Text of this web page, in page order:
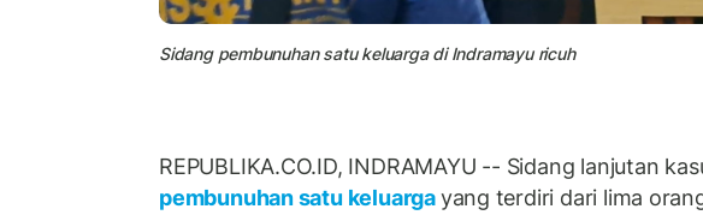
Sidang pembunuhan satu keluarga di Indramayu ricuh
REPUBLIKA.CO.ID, INDRAMAYU -- Sidang lanjutan
pembunuhan satu keluargayang terdiri dari lima